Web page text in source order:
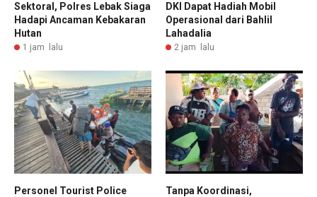
Sektoral, Polres Lebak Siaga
Hadapi Ancaman Kebakaran
Hutan
1 jam lalu
DKI Dapat Hadiah Mobil
Operasional dari Bahlil
Lahadalia
2 jam lalu
Personel Tourist Police
Tanpa Koordinasi,